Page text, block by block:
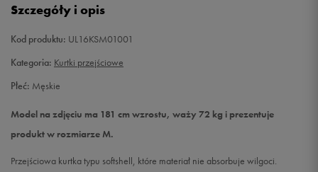
Szczegóły i opis
Kod produktu: UL16KSM01001
Kategoria: Kurtki przejściowe
Płeć: Męskie
Model na zdjęciu ma 181 cm wzrostu, waży 72 kg i prezentuje
produkt w rozmiarze M.
Przejściowa kurtka typu softshell, które materiał nie absorbuje wilgoci.